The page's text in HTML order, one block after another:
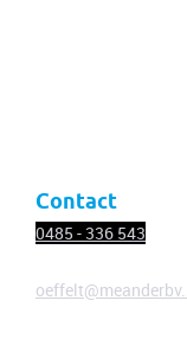
Contact
0485 - 336 543